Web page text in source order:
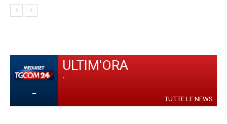
-
ULTIM'ORA
-
TUTTE LE NEWS